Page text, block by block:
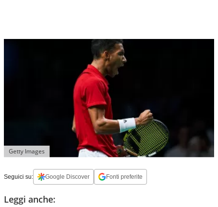
Getty Images
Seguici su: Google Discover Fonti preferite
Leggi anche: